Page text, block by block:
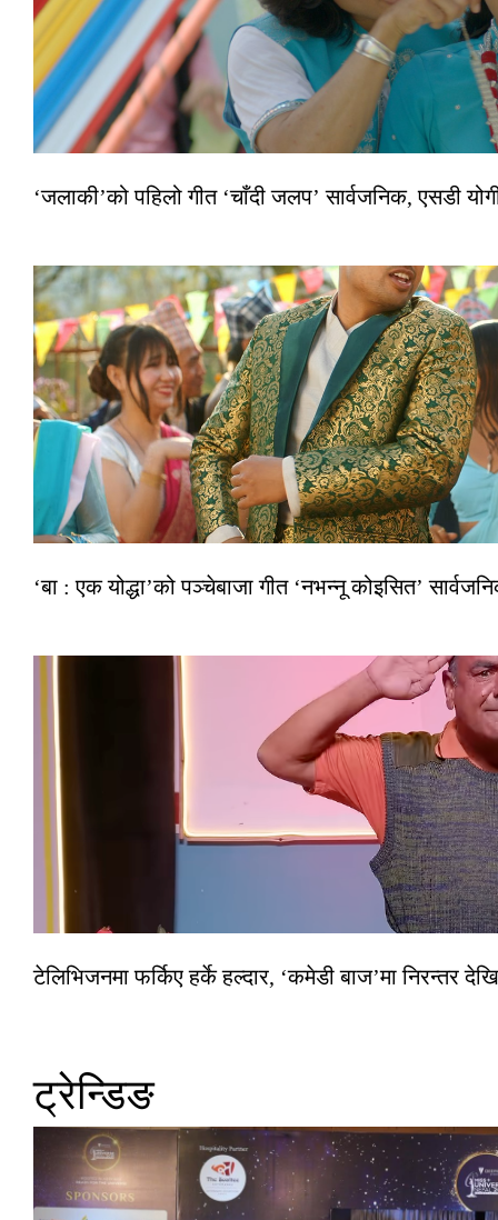
‘जलाकी’को पहिलो गीत ‘चाँदी जलप’ सार्वजनिक, एसडी
‘बा : एक योद्धा’को पञ्चेबाजा गीत ‘नभन्नू कोइसित’
टेलिभिजनमा फर्किए हर्के हल्दार, ‘कमेडी बाज’मा निरन्तर
ट्रेन्डिङ